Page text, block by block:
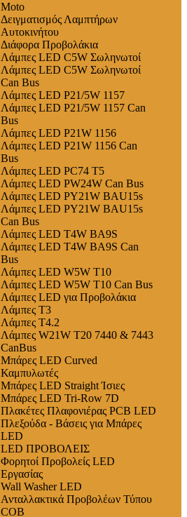
Moto
Δειγματισμός Λαμπτήρων
Αυτοκινήτου
Διάφορα Προβολάκια
Λάμπες LED C5W Σωληνωτοί
Λάμπες LED C5W Σωληνωτοί
Can Bus
Λάμπες LED P21/5W 1157
Λάμπες LED P21/5W 1157 Can
Bus
Λάμπες LED P21W 1156
Λάμπες LED P21W 1156 Can
Bus
Λάμπες LED PC74 T5
Λάμπες LED PW24W Can Bus
Λάμπες LED PY21W BAU15s
Λάμπες LED PY21W BAU15s
Can Bus
Λάμπες LED T4W BA9S
Λάμπες LED T4W BA9S Can
Bus
Λάμπες LED W5W T10
Λάμπες LED W5W T10 Can Bus
Λάμπες LED για Προβολάκια
Λάμπες T3
Λάμπες T4.2
Λάμπες W21W T20 7440 & 7443
CanBus
Μπάρες LED Curved
Καμπυλωτές
Μπάρες LED Straight Ίσιες
Μπάρες LED Tri-Row 7D
Πλακέτες Πλαφονιέρας PCB LED
Πλεξούδα - Βάσεις για Μπάρες
LED
LED ΠΡΟΒΟΛΕΙΣ
Φορητοί Προβολείς LED
Εργασίας
Wall Washer LED
Ανταλλακτικά Προβολέων Τύπου
COB